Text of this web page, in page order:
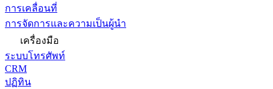
การเคลื่อนที่
การจัดการและความเป็นผู้นำ
เครื่องมือ
ระบบโทรศัพท์
CRM
ปฏิทิน